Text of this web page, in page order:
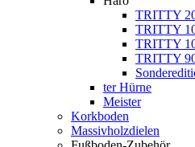
TRITTY
TRITTY
TRITTY
TRITTY
ter Hürne
Meister
Korkboden
Massivholzdielen